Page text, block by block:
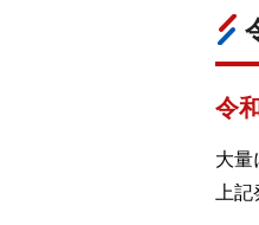
令
大量
上